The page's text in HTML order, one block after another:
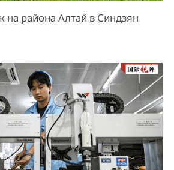
на района Алтай в Синдзян